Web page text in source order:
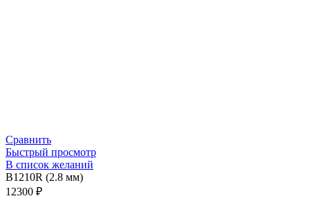
Сравнить
Быстрый просмотр
В список желаний
B1210R (2.8 мм)
12300 ₽